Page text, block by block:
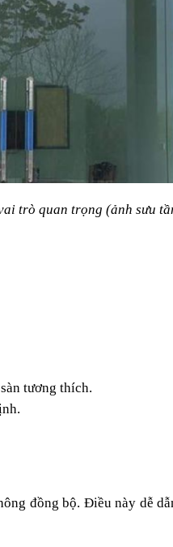
trò quan trọng (ảnh sưu
tương thích.
đồng bộ. Điều này dễ